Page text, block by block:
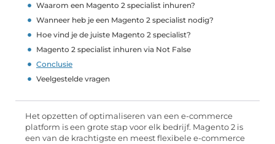
Waarom een Magento 2 specialist inhuren?
Wanneer heb je een Magento 2 specialist nodig?
Hoe vind je de juiste Magento 2 specialist?
Magento 2 specialist inhuren via Not False
Conclusie
Veelgestelde vragen
Het opzetten of optimaliseren van een e-commerce
platform is een grote stap voor elk bedrijf. Magento 2 is
een van de krachtigste en meest flexibele e-commerce